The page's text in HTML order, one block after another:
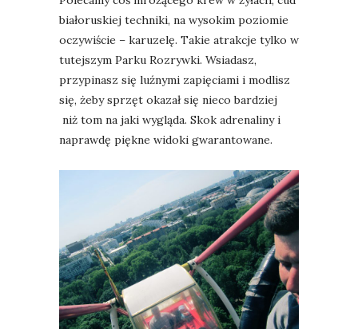
białoruskiej techniki, na wysokim poziomie
oczywiście – karuzelę. Takie atrakcje tylko w
tutejszym Parku Rozrywki. Wsiadasz,
przypinasz się luźnymi zapięciami i modlisz
się, żeby sprzęt okazał się nieco bardziej
niż tom na jaki wygląda. Skok adrenaliny i
naprawdę piękne widoki gwarantowane.